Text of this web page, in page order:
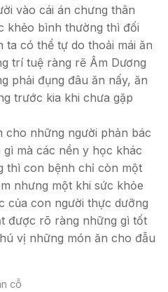
vào cái án chưng thân
khẻo bình thường thì đối
ta có thể tự do thoải mái ăn
trí tuệ ràng rẽ Âm Dương
phải đụng đâu ăn nấy, ăn
trước kia khi chưa gặp
cho những người phản bác
mà các nền y học khác
thì con bệnh chỉ còn một
nhưng một khi sức khỏe
của con người thực dưỡng
được rõ ràng những gì tốt
vị những món ăn cho đẫu
cỗ